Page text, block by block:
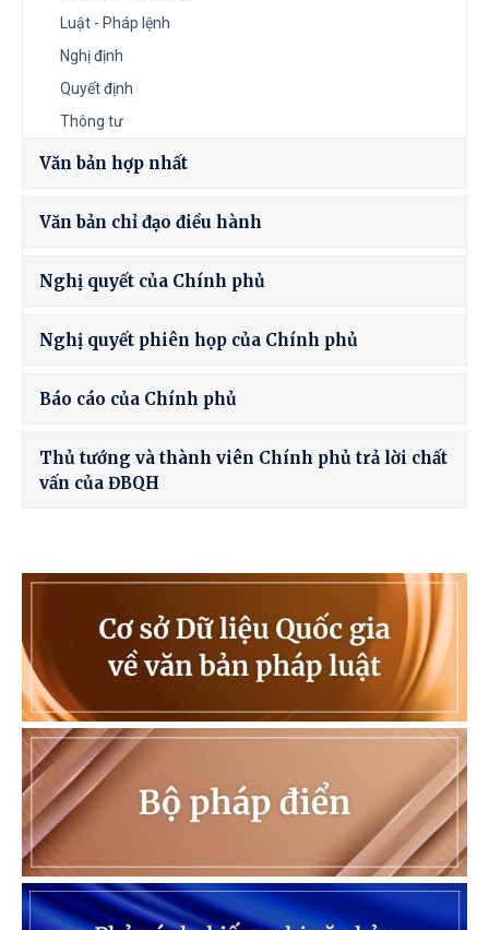
Luật - Pháp lệnh
Nghị định
Quyết định
Thông tư
Văn bản hợp nhất
Văn bản chỉ đạo điều hành
Nghị quyết của Chính phủ
Nghị quyết phiên họp của Chính phủ
Báo cáo của Chính phủ
Thủ tướng và thành viên Chính phủ trả lời chất
vấn của ĐBQH